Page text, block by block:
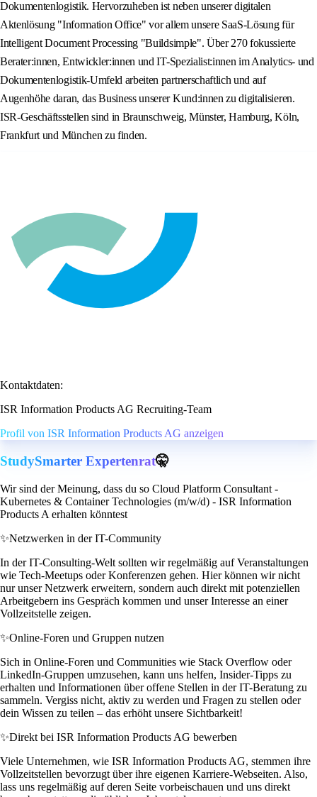
Dokumentenlogistik. Hervorzuheben ist neben unserer digitalen
Aktenlösung "Information Office" vor allem unsere SaaS-Lösung für
Intelligent Document Processing "Buildsimple". Über 270 fokussierte
Berater:innen, Entwickler:innen und IT-Spezialist:innen im Analytics- und
Dokumentenlogistik-Umfeld arbeiten partnerschaftlich und auf
Augenhöhe daran, das Business unserer Kund:innen zu digitalisieren.
ISR-Geschäftsstellen sind in Braunschweig, Münster, Hamburg, Köln,
Frankfurt und München zu finden.
Kontaktdaten:
ISR Information Products AG Recruiting-Team
Profil von ISR Information Products AG anzeigen
StudySmarter Expertenrat🤫
Wir sind der Meinung, dass du so Cloud Platform Consultant -
Kubernetes & Container Technologies (m/w/d) - ISR Information
Products A erhalten könntest
✨Netzwerken in der IT-Community
In der IT-Consulting-Welt sollten wir regelmäßig auf Veranstaltungen
wie Tech-Meetups oder Konferenzen gehen. Hier können wir nicht
nur unser Netzwerk erweitern, sondern auch direkt mit potenziellen
Arbeitgebern ins Gespräch kommen und unser Interesse an einer
Vollzeitstelle zeigen.
✨Online-Foren und Gruppen nutzen
Sich in Online-Foren und Communities wie Stack Overflow oder
LinkedIn-Gruppen umzusehen, kann uns helfen, Insider-Tipps zu
erhalten und Informationen über offene Stellen in der IT-Beratung zu
sammeln. Vergiss nicht, aktiv zu werden und Fragen zu stellen oder
dein Wissen zu teilen – das erhöht unsere Sichtbarkeit!
✨Direkt bei ISR Information Products AG bewerben
Viele Unternehmen, wie ISR Information Products AG, stemmen ihre
Vollzeitstellen bevorzugt über ihre eigenen Karriere-Webseiten. Also,
lass uns regelmäßig auf deren Seite vorbeischauen und uns direkt